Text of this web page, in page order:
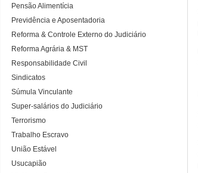
Pensão Alimentícia
Previdência e Aposentadoria
Reforma & Controle Externo do Judiciário
Reforma Agrária & MST
Responsabilidade Civil
Sindicatos
Súmula Vinculante
Super-salários do Judiciário
Terrorismo
Trabalho Escravo
União Estável
Usucapião